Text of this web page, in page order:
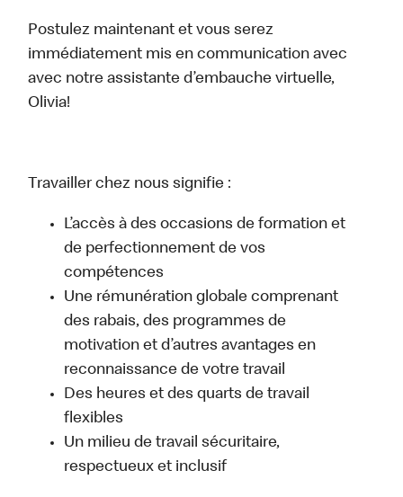
Postulez maintenant et vous serez
immédiatement mis en communication avec
avec notre assistante d’embauche virtuelle,
Olivia!
Travailler chez nous signifie :
L’accès à des occasions de formation et
de perfectionnement de vos
compétences
Une rémunération globale comprenant
des rabais, des programmes de
motivation et d’autres avantages en
reconnaissance de votre travail
Des heures et des quarts de travail
flexibles
Un milieu de travail sécuritaire,
respectueux et inclusif